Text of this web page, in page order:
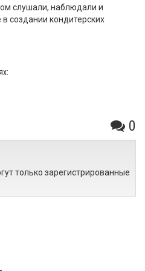
слушали, наблюдали и
создании кондитерских
0
только зарегистрированные